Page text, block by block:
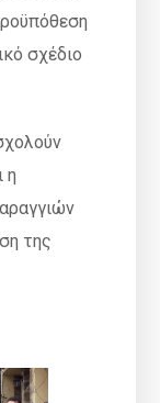
σχέδιο
η
της